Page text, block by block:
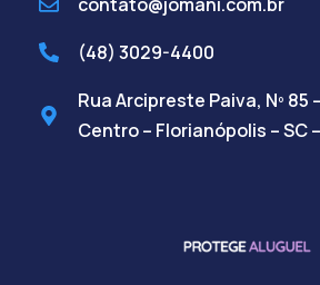
(48) 3029-4400
Rua Arcipreste Paiva, Nº 85
Centro – Florianópolis – SC